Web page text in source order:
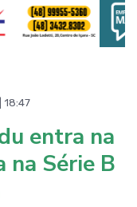
18:47
entra na
Série B